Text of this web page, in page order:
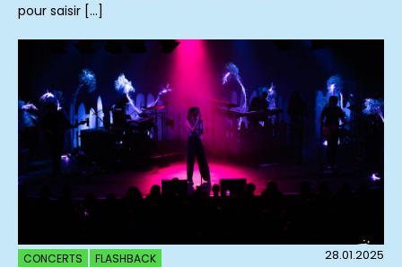
pour saisir […]
CONCERTS FLASHBACK 28.01.2025